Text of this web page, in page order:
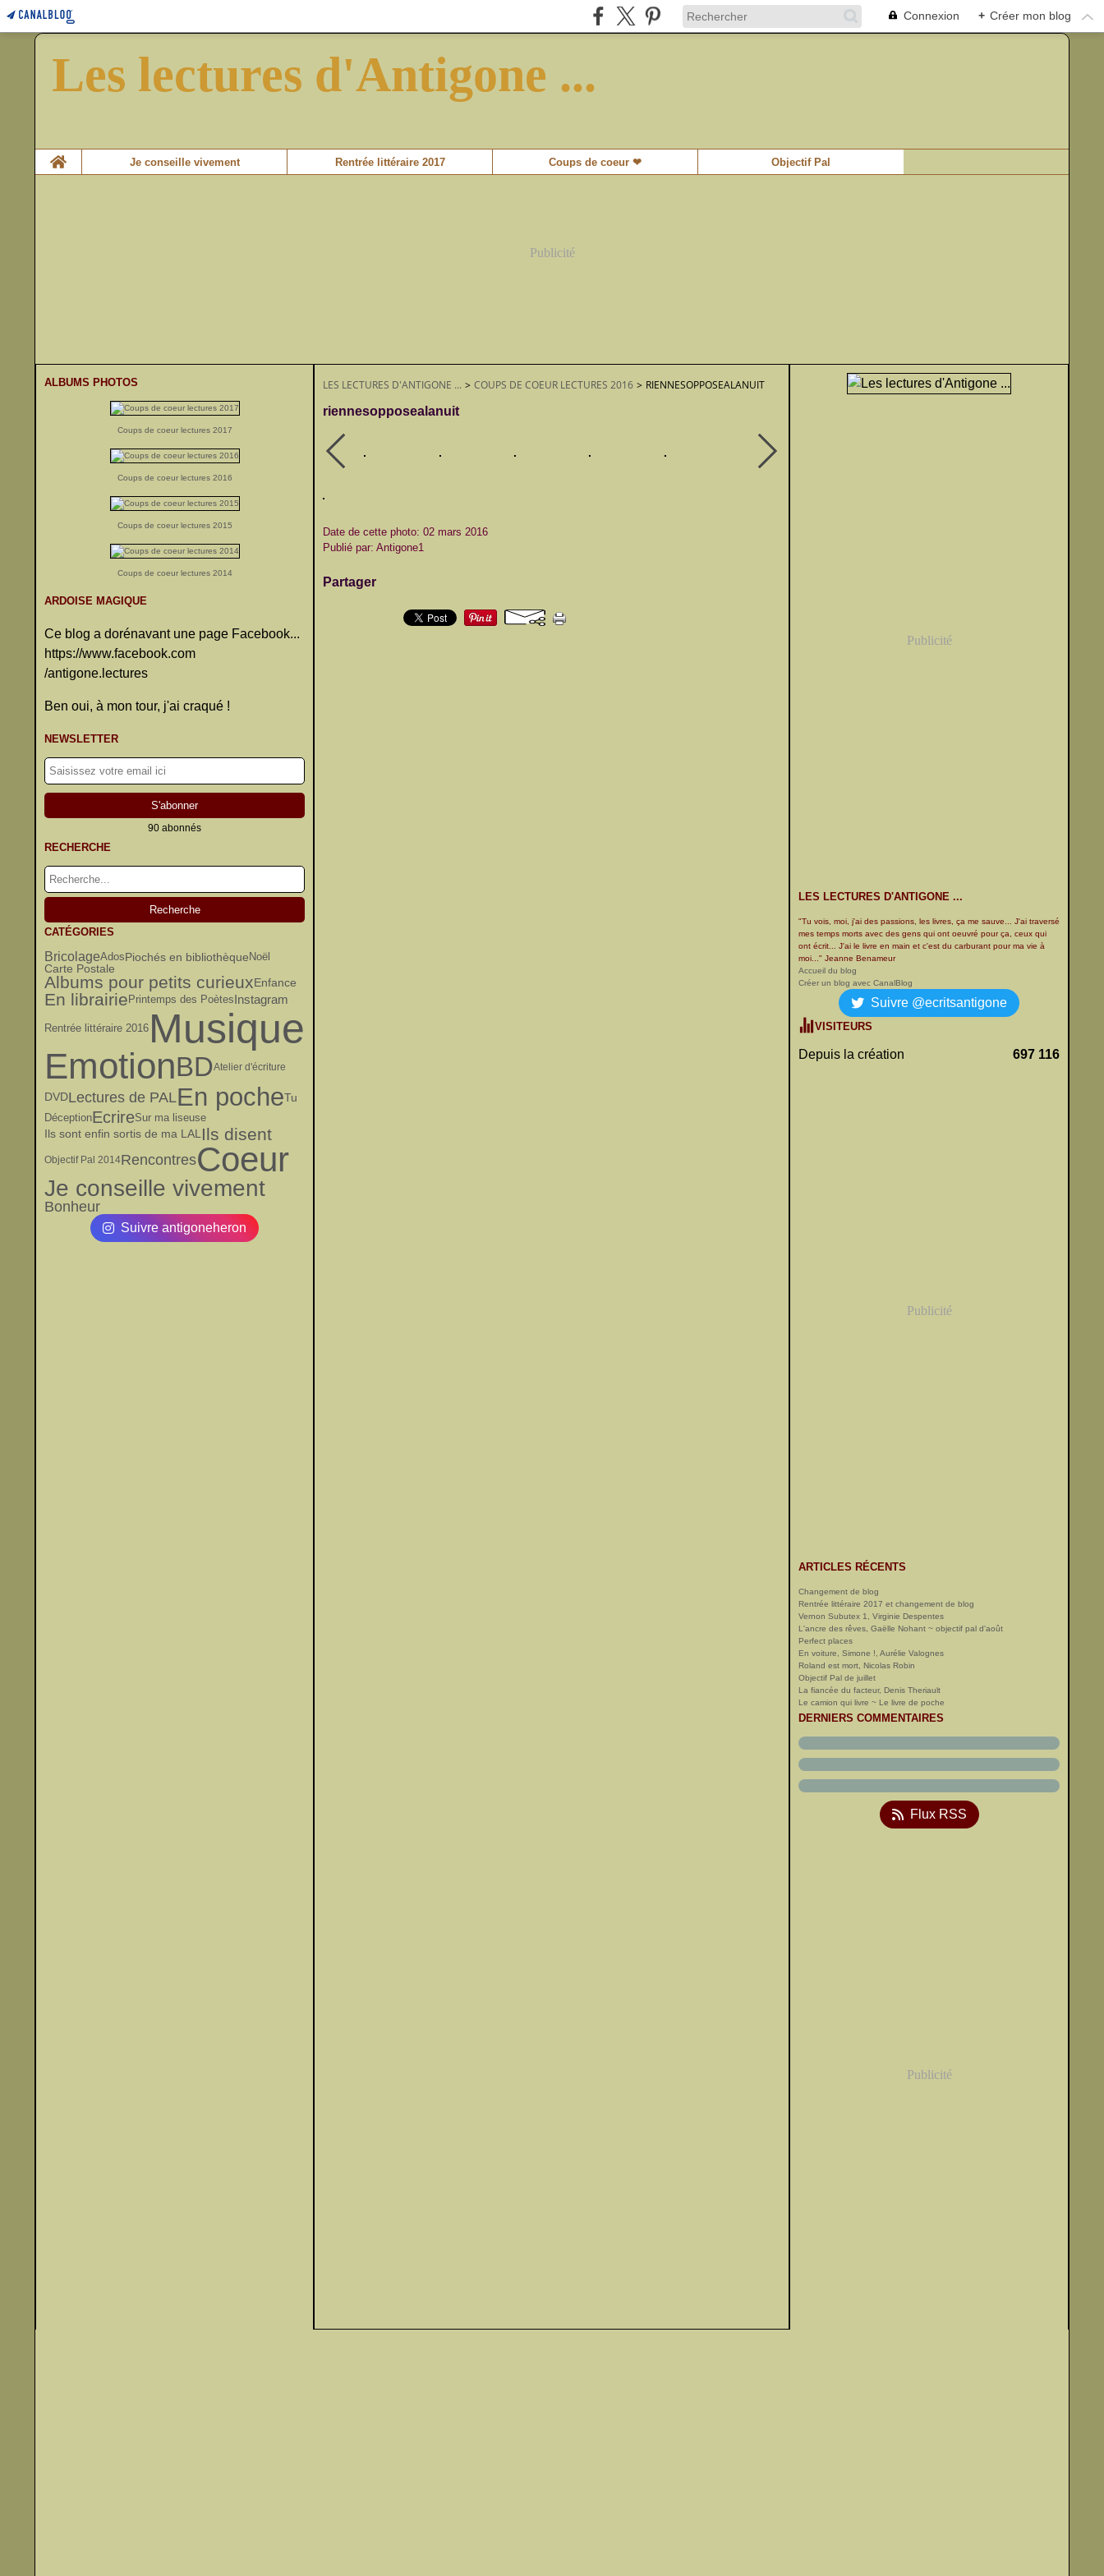
Connexion + Créer mon blog
Les lectures d'Antigone ...
Home
Je conseille vivement Rentrée littéraire 2017 Coups de coeur ❤ Objectif Pal
Publicité
ALBUMS PHOTOS
Coups de coeur lectures 2017
Coups de coeur lectures 2016
Coups de coeur lectures 2015
Coups de coeur lectures 2014
ARDOISE MAGIQUE
Ce blog a dorénavant une page Facebook...
https://www.facebook.com
/antigone.lectures
Ben oui, à mon tour, j'ai craqué !
NEWSLETTER
90 abonnés
RECHERCHE
CATÉGORIES
BricolageAdosPiochés en bibliothèque Noël
Carte Postale
Albums pour petits curieuxEnfance
En librairie Printemps des PoètesInstagram
Rentrée littéraire 2016 Musique
EmotionBDAtelier d'écriture
DVDLectures de PALEn pocheTu
DéceptionEcrireSur ma liseuse
Ils sont enfin sortis de ma LALIls disent
Objectif Pal 2014RencontresCoeur
Je conseille vivement
Bonheur
Suivre antigoneheron
LES LECTURES D'ANTIGONE ... > COUPS DE COEUR LECTURES 2016 > RIENNESOPPOSEALANUIT
riennesopposealanuit
Date de cette photo: 02 mars 2016
Publié par: Antigone1
Partager
Publicité
LES LECTURES D'ANTIGONE ...
"Tu vois, moi, j'ai des passions, les livres, ça me sauve... J'ai traversé
mes temps morts avec des gens qui ont oeuvré pour ça, ceux qui
ont écrit... J'ai le livre en main et c'est du carburant pour ma vie à
moi..." Jeanne Benameur
Accueil du blog
Créer un blog avec CanalBlog
Suivre @ecritsantigone
VISITEURS
Depuis la création 697 116
Publicité
ARTICLES RÉCENTS
Changement de blog
Rentrée littéraire 2017 et changement de blog
Vernon Subutex 1, Virginie Despentes
L'ancre des rêves, Gaëlle Nohant ~ objectif pal d'août
Perfect places
En voiture, Simone !, Aurélie Valognes
Roland est mort, Nicolas Robin
Objectif Pal de juillet
La fiancée du facteur, Denis Theriault
Le camion qui livre ~ Le livre de poche
DERNIERS COMMENTAIRES
Flux RSS
Publicité